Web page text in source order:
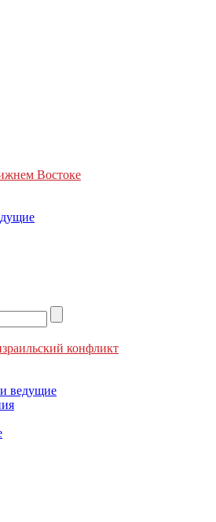
Востоке
конфликт
ведущие